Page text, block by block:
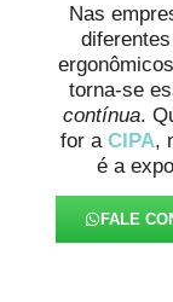
Nas
torna-se
contínua.
for a CIPA,
é a
FALE